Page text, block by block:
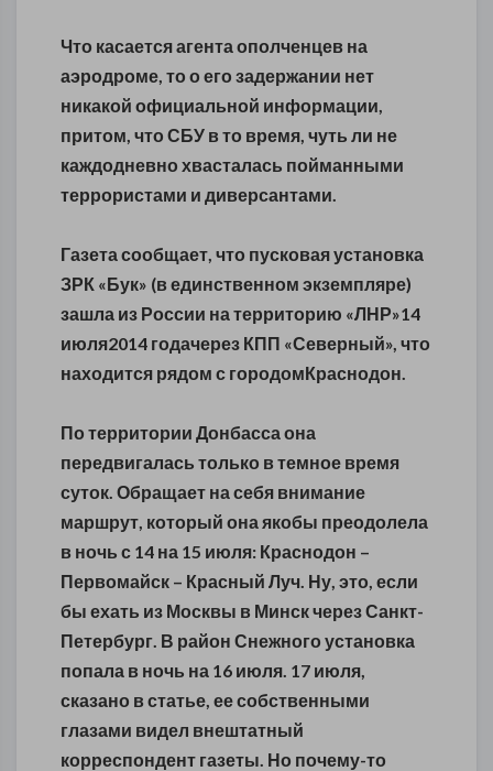
Что касается агента ополченцев на
аэродроме, то о его задержании нет
никакой официальной информации,
притом, что СБУ в то время, чуть ли не
каждодневно хвасталась пойманными
террористами и диверсантами.
Газета сообщает, что пусковая установка
ЗРК «Бук» (в единственном экземпляре)
зашла из России на территорию «ЛНР»14
июля2014 годачерез КПП «Северный», что
находится рядом с городомКраснодон.
По территории Донбасса она
передвигалась только в темное время
суток. Обращает на себя внимание
маршрут, который она якобы преодолела
в ночь с 14 на 15 июля: Краснодон –
Первомайск – Красный Луч. Ну, это, если
бы ехать из Москвы в Минск через Санкт-
Петербург. В район Снежного установка
попала в ночь на 16 июля. 17 июля,
сказано в статье, ее собственными
глазами видел внештатный
корреспондент газеты. Но почему-то